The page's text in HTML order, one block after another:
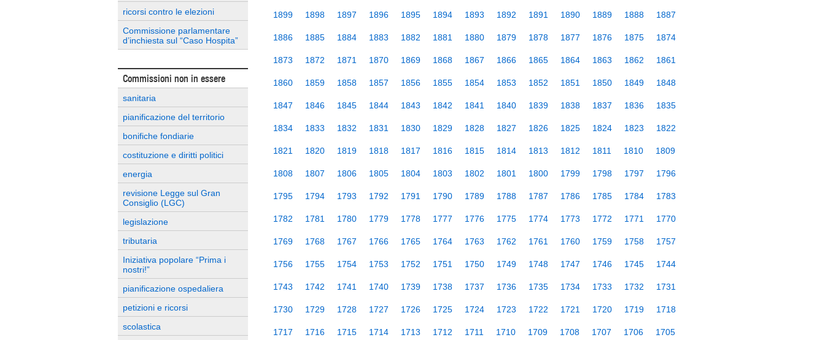
ricorsi contro le elezioni
Commissione parlamentare
d’inchiesta sul “Caso Hospita”
Commissioni non in essere
sanitaria
pianificazione del territorio
bonifiche fondiarie
costituzione e diritti politici
energia
revisione Legge sul Gran
Consiglio (LGC)
legislazione
tributaria
Iniziativa popolare “Prima i
nostri!”
pianificazione ospedaliera
petizioni e ricorsi
scolastica
1899 1898 1897 1896 1895 1894 1893 1892 1891 1890 1889 1888 1887
1886 1885 1884 1883 1882 1881 1880 1879 1878 1877 1876 1875 1874
1873 1872 1871 1870 1869 1868 1867 1866 1865 1864 1863 1862 1861
1860 1859 1858 1857 1856 1855 1854 1853 1852 1851 1850 1849 1848
1847 1846 1845 1844 1843 1842 1841 1840 1839 1838 1837 1836 1835
1834 1833 1832 1831 1830 1829 1828 1827 1826 1825 1824 1823 1822
1821 1820 1819 1818 1817 1816 1815 1814 1813 1812 1811 1810 1809
1808 1807 1806 1805 1804 1803 1802 1801 1800 1799 1798 1797 1796
1795 1794 1793 1792 1791 1790 1789 1788 1787 1786 1785 1784 1783
1782 1781 1780 1779 1778 1777 1776 1775 1774 1773 1772 1771 1770
1769 1768 1767 1766 1765 1764 1763 1762 1761 1760 1759 1758 1757
1756 1755 1754 1753 1752 1751 1750 1749 1748 1747 1746 1745 1744
1743 1742 1741 1740 1739 1738 1737 1736 1735 1734 1733 1732 1731
1730 1729 1728 1727 1726 1725 1724 1723 1722 1721 1720 1719 1718
1717 1716 1715 1714 1713 1712 1711 1710 1709 1708 1707 1706 1705